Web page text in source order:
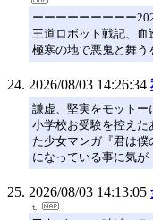
ーーーーーーーーー
王道ロボット戦記、血
極寒の地で悪鬼と舞う
2026/08/03 14:26:34
謙虚、堅実をモットー
小学校お受験を控え
た少女マンガ『君は
になっている事に気が
2026/08/03 14:13:05